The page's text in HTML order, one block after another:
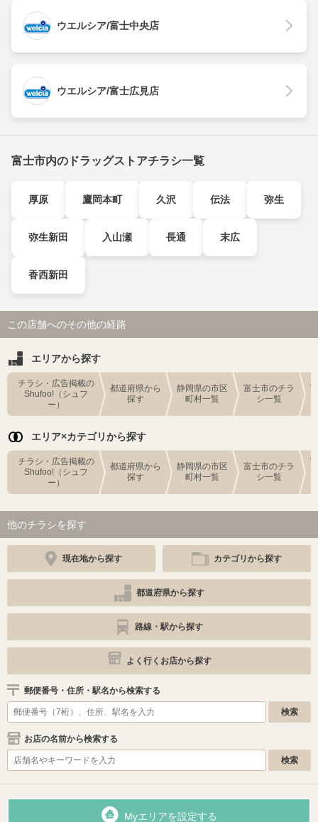
ウエルシア/富士中央店
ウエルシア/富士広見店
富士市内のドラッグストアチラシ一覧
厚原 鷹岡本町 久沢 伝法 弥生
弥生新田 入山瀬 長通 末広
香西新田
この店舗へのその他の経路
エリアから探す
チラシ・広告掲載の
Shufoo!（シュフ
ー）
都道府県から
探す
静岡県の市区
町村一覧
富士市のチラ
シ一覧
エリア×カテゴリから探す
チラシ・広告掲載の
Shufoo!（シュフ
ー）
都道府県から
探す
静岡県の市区
町村一覧
富士市のチラ
シ一覧
他のチラシを探す
現在地から探す カテゴリから探す
都道府県から探す
路線・駅から探す
よく行くお店から探す
郵便番号・住所・駅名から検索する
お店の名前から検索する
Myエリアを設定する